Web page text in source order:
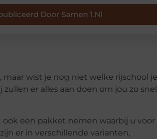
Door Samen 1.nl
wist je nog niet welke rijschool
zullen er alles aan doen om jou zo snel
een pakket nemen waarbij u voor
er in verschillende varianten,